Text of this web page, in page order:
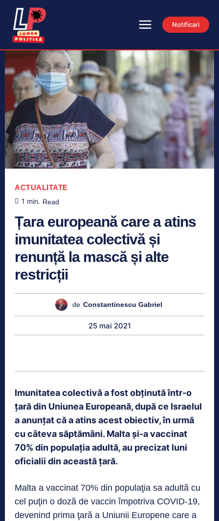
Notificari
ACTUALITATE
1 min. Read
Țara europeană care a atins
imunitatea colectivă și
renunță la mască și alte
restricții
de Constantinescu Gabriel
25 mai 2021
Imunitatea colectivă a fost obținută într-o
țară din Uniunea Europeană, după ce Israelul
a anunțat că a atins acest obiectiv, în urmă
cu câteva săptămâni. Malta și-a vaccinat
70% din populația adultă, au precizat luni
oficialii din această țară.
Malta a vaccinat 70% din populaţia sa adultă cu
cel puţin o doză de vaccin împotriva COVID-19,
devenind prima ţară a Uniunii Europene care a